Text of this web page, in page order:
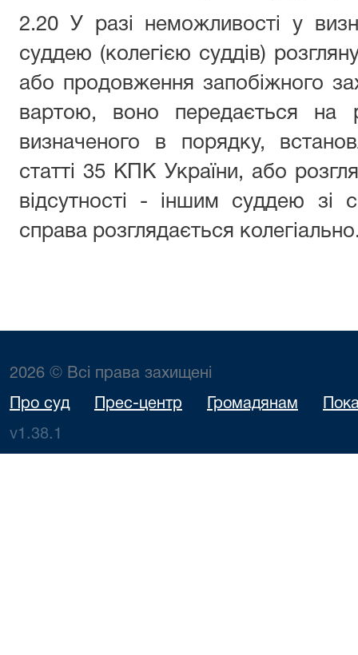
2.20 У разі неможливості у
суддею (колегією суддів)
або продовження запобіжного
вартою, воно передається на
визначеного в порядку,
статті 35 КПК України, або
відсутності - іншим суддею зі
справа розглядається
2026 © Всі права захищені
Про суд Прес-центр Громадянам
v1.38.1